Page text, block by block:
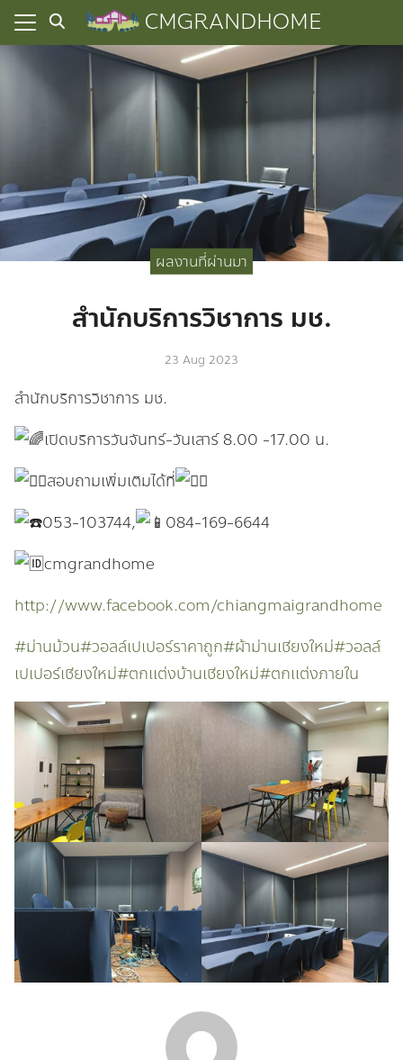
Skip
content
CMGRANDHOME
ความเป็นส่วนตัว
ผลงานที่ผ่านมา
สำนักบริการวิชาการ มช.
23 Aug 2023
สำนักบริการวิชาการ มช.
เปิดบริการวันจันทร์-วันเสาร์ 8.00 -17.00 น.
สอบถามเพิ่มเติมได้ที่
053-103744,
084-169-6644
cmgrandhome
http://www.facebook.com/chiangmaigrandhome
#ม่านม้วน#วอลล์เปเปอร์ราคาถูก#ผ้าม่านเชียงใหม่#วอลล์
เปเปอร์เชียงใหม่#ตกแต่งบ้านเชียงใหม่#ตกแต่งภายใน